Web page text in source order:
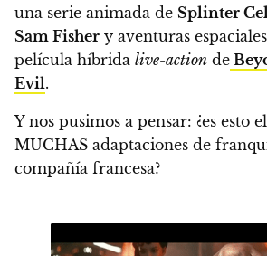
una serie animada de Splinter
Sam Fisher y aventuras
película híbrida live-action de
Evil.
Y nos pusimos a pensar: ¿es esto
MUCHAS adaptaciones de
compañía francesa?